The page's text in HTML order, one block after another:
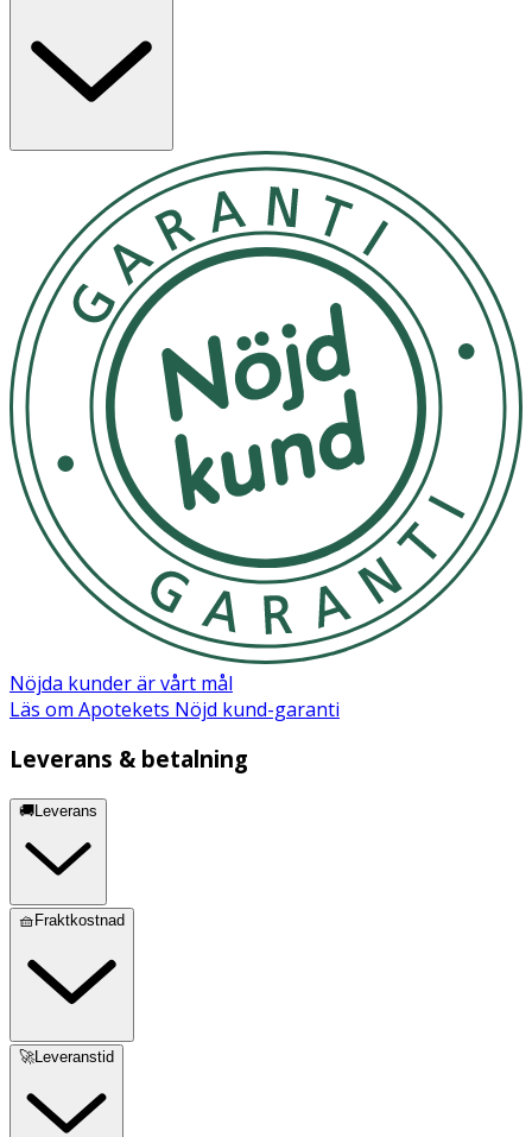
Nöjda kunder är vårt mål
Läs om Apotekets Nöjd kund-garanti
Leverans & betalning
🚚Leverans
🧺Fraktkostnad
🚀Leveranstid